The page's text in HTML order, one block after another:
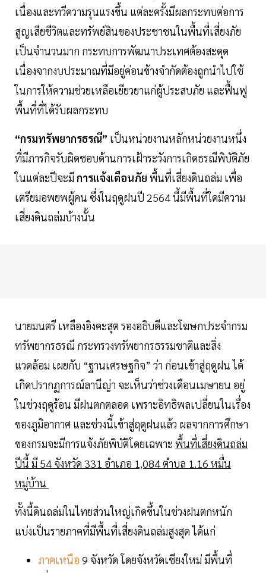
เนื่องและทวีความรุนแรงขึ้น แต่ละครั้งมีผลกระทบต่อการ
สูญเสียชีวิตและทรัพย์สินของประชาชนในพื้นที่เสี่ยงภัย
เป็นจำนวนมาก กระทบการพัฒนาประเทศต้องสะดุด
เนื่องจากงบประมาณที่มีอยู่ค่อนข้างจำกัดต้องถูกนำไปใช้
ในการให้ความช่วยเหลือเยียวยาแก่ผู้ประสบภัย และฟื้นฟู
พื้นที่ที่ได้รับผลกระทบ
“กรมทรัพยากรธรณี” เป็นหน่วยงานหลักหน่วยงานหนึ่ง
ที่มีภารกิจรับผิดชอบด้านการเฝ้าระวังการเกิดธรณีพิบัติภัย
ในแต่ละปีจะมีการแจ้งเตือนภัย พื้นที่เสี่ยงดินถล่ม เพื่อ
เตรียมอพยพผู้คน ซึ่งในฤดูฝนปี 2564 นี้มีพื้นที่ใดมีความ
เสี่ยงดินถล่มบ้างนั้น
นายมนตรี เหลืองอิงคะสุต รองอธิบดีและโฆษกประจำกรม
ทรัพยากรธรณี กระทรวงทรัพยากรธรรมชาติและสิ่ง
แวดล้อม เผยกับ “ฐานเศรษฐกิจ” ว่า ก่อนเข้าสู่ฤดูฝน ได้
เกิดปรากฏการณ์ลานีญ่า จะเห็นว่าช่วงเดือนเมษายน อยู่
ในช่วงฤดูร้อน มีฝนตกตลอด เพราะอิทธิพลเปลี่ยนในเรื่อง
ของภูมิอากาศ และช่วงนี้เข้าสู่ฤดูฝนแล้ว ผลจากการศึกษา
ของกรมจะมีการแจ้งภัยพิบัติโดยเฉพาะ พื้นที่เสี่ยงดินถล่ม
ปีนี้ มี 54 จังหวัด 331 อำเภอ 1,084 ตำบล 1.16 หมื่น
หมู่บ้าน
ทั้งนี้ดินถล่มในไทยส่วนใหญ่เกิดขึ้นในช่วงฝนตกหนัก
แบ่งเป็นรายภาคที่มีพื้นที่เสี่ยงดินถล่มสูงสุด ได้แก่
ภาคเหนือ 9 จังหวัด โดยจังหวัดเชียงใหม่ มีพื้นที่